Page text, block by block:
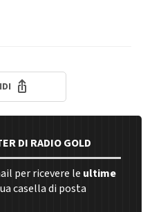
DI RADIO GOLD
per ricevere le ultime
casella di posta